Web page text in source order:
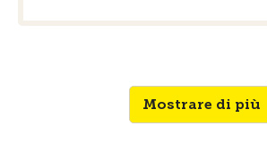
Mostrare di più